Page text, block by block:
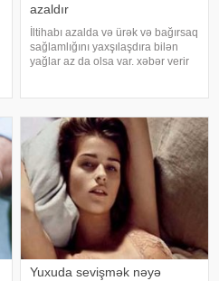
azaldır
İltihabı azalda və ürək və bağırsaq
sağlamlığını yaxşılaşdıra bilən
yağlar az da olsa var. xəbər verir
preslənmiş kətan toxumlarında
Yuxuda sevişmək nəyə